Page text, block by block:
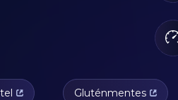
Gluténmentes